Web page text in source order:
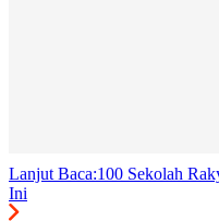
Lanjut Baca:100 Sekolah
Ini